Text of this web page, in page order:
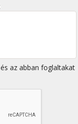
az abban foglaltakat